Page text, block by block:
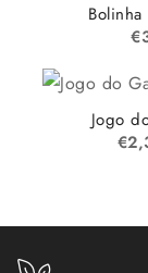
Bolinha
€
Jogo
€